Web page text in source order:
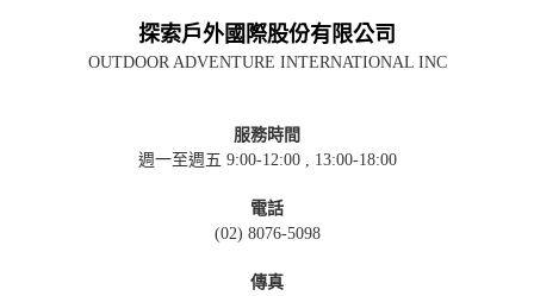
探索戶外國際股份有限公司
OUTDOOR ADVENTURE INTERNATIONAL INC
服務時間
週一至週五 9:00-12:00 , 13:00-18:00
電話
(02) 8076-5098
傳真